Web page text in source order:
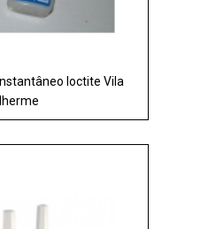
loctite Vila